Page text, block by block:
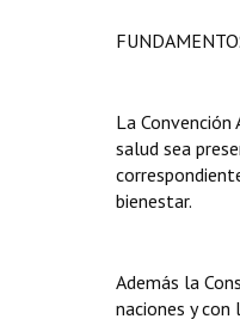
La
salud sea
bienestar.
Además la
naciones y